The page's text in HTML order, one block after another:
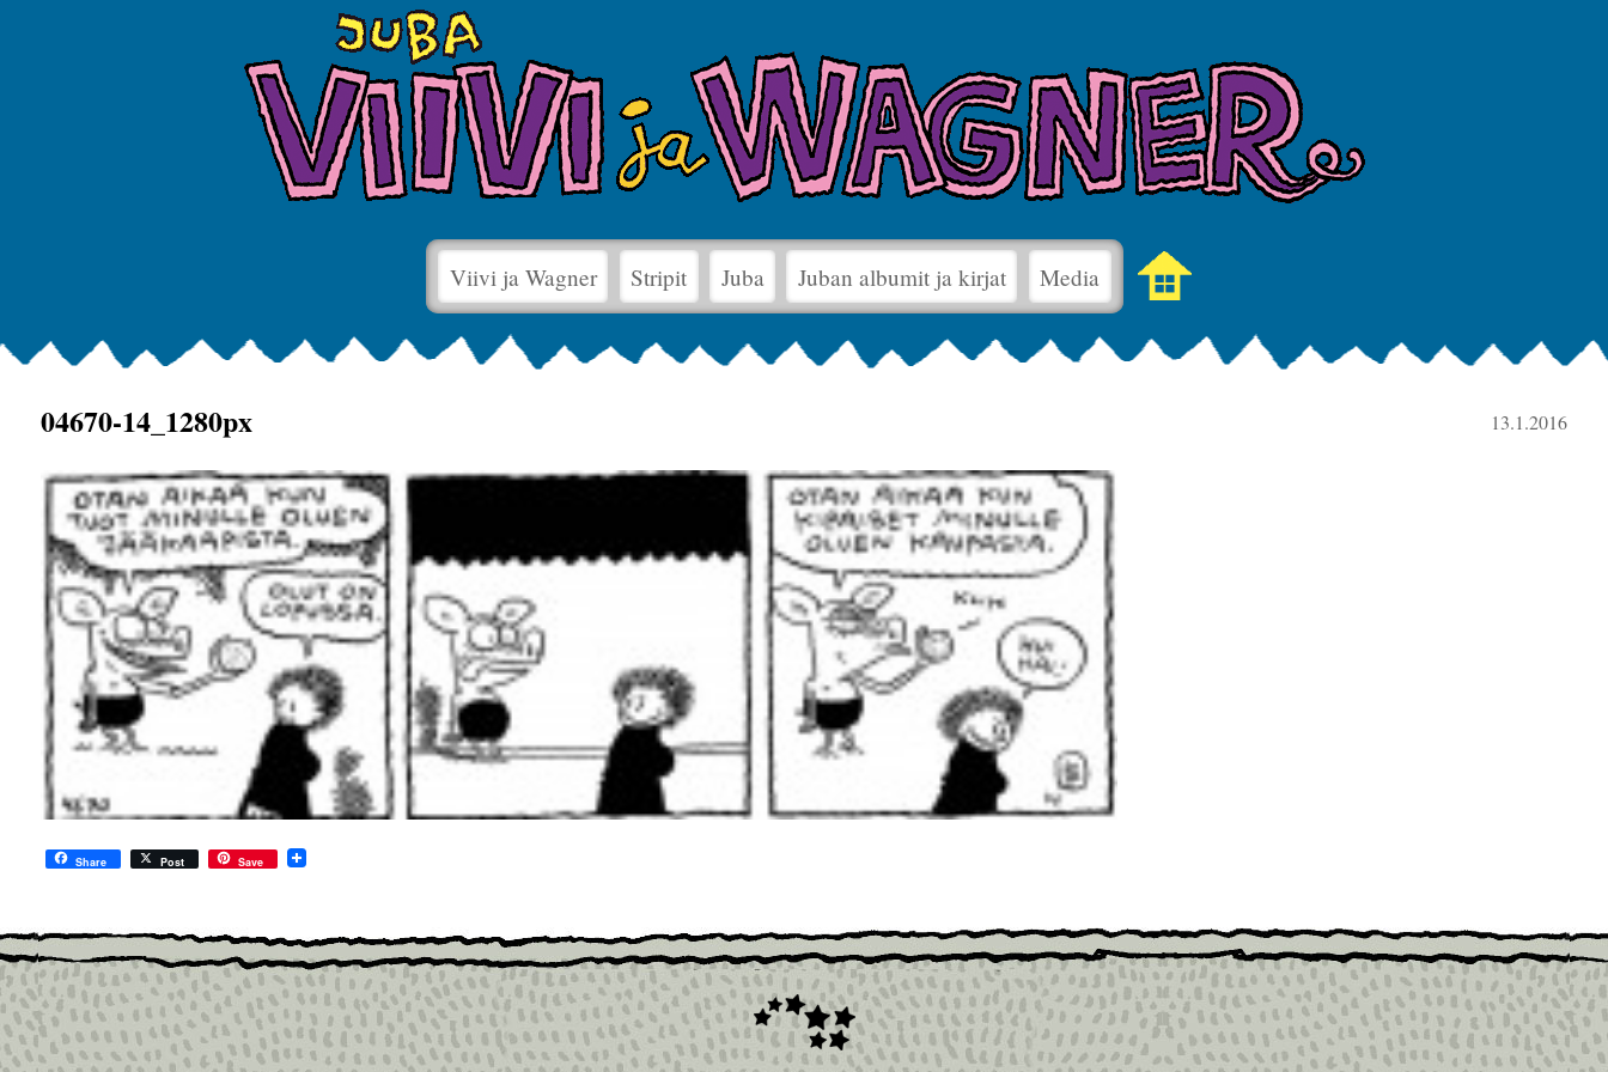
Viivi ja Wagner Stripit Juba Juban albumit ja kirjat Media
13.1.2016
04670-14_1280px
Share Post Save